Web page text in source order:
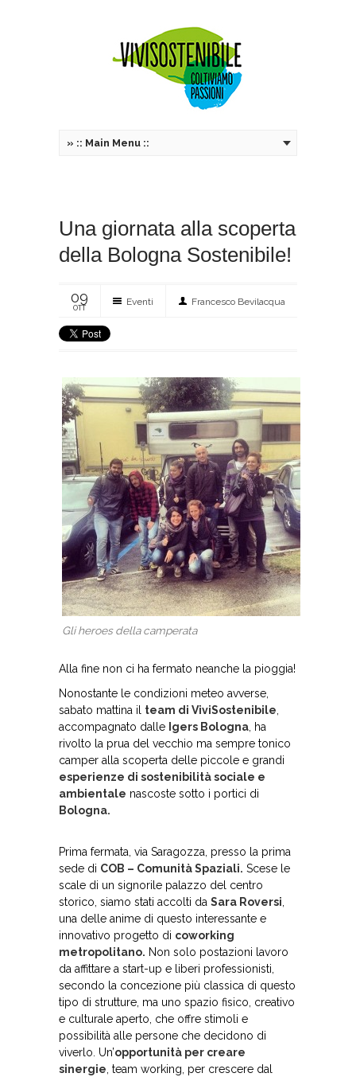
» :: Main Menu ::
Una giornata alla scoperta
della Bologna Sostenibile!
09
OTT
Eventi Francesco Bevilacqua
Gli heroes della camperata
Alla fine non ci ha fermato neanche la pioggia!
Nonostante le condizioni meteo avverse,
sabato mattina il team di ViviSostenibile,
accompagnato dalle Igers Bologna, ha
rivolto la prua del vecchio ma sempre tonico
camper alla scoperta delle piccole e grandi
esperienze di sostenibilità sociale e
ambientale nascoste sotto i portici di
Bologna.
Prima fermata, via Saragozza, presso la prima
sede di COB – Comunità Spaziali. Scese le
scale di un signorile palazzo del centro
storico, siamo stati accolti da Sara Roversi,
una delle anime di questo interessante e
innovativo progetto di coworking
metropolitano. Non solo postazioni lavoro
da affittare a start-up e liberi professionisti,
secondo la concezione più classica di questo
tipo di strutture, ma uno spazio fisico, creativo
e culturale aperto, che offre stimoli e
possibilità alle persone che decidono di
viverlo. Un’opportunità per creare
sinergie, team working, per crescere dal